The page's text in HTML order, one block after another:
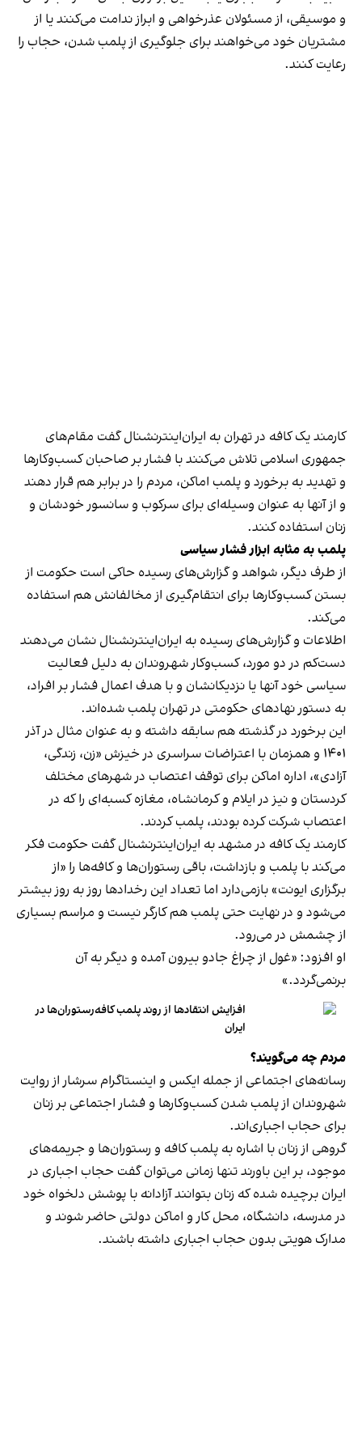
و موسیقی، از مسئولان عذرخواهی و ابراز ندامت می‌کنند یا از
مشتریان خود می‌خواهند برای جلوگیری از پلمب شدن، حجاب را
رعایت کنند.
کارمند یک کافه در تهران به ایران‌اینترنشنال گفت مقام‌های
جمهوری اسلامی تلاش می‌کنند با فشار بر صاحبان کسب‌وکارها
و تهدید به برخورد و پلمب اماکن، مردم را در برابر هم قرار دهند
و از آنها به عنوان وسیله‌ای برای سرکوب و سانسور خودشان و
زنان استفاده کنند.
پلمب به مثابه ابزار فشار سیاسی
از طرف دیگر، شواهد و گزارش‌های رسیده حاکی است حکومت از
بستن کسب‌وکارها برای انتقام‌گیری از مخالفانش هم استفاده
می‌کند.
اطلاعات و گزارش‌های رسیده به ایران‌اینترنشنال نشان می‌دهند
دست‌کم در دو مورد، کسب‌وکار شهروندان به دلیل فعالیت
سیاسی خود آنها یا نزدیکانشان و با هدف اعمال فشار بر افراد،
به دستور نهادهای حکومتی در تهران پلمب شده‌اند.
این برخورد در گذشته هم سابقه داشته و به عنوان مثال در آذر
۱۴۰۱ و همزمان با اعتراضات سراسری در خیزش «زن، زندگی،
آزادی»، اداره اماکن برای توقف اعتصاب در شهرهای مختلف
کردستان و نیز در ایلام و کرمانشاه، مغازه کسبه‌ای را که در
اعتصاب شرکت کرده بودند، پلمب کردند.
کارمند یک کافه در مشهد به ایران‌اینترنشنال گفت حکومت فکر
می‌کند با پلمب و بازداشت، باقی رستوران‌ها و کافه‌ها را «از
برگزاری ایونت» بازمی‌دارد اما تعداد این رخدادها روز به روز بیشتر
می‌شود و در نهایت حتی پلمب هم کارگر نیست و مراسم بسیاری
از چشمش در می‌رود.
او افزود: «غول از چراغ جادو بیرون آمده و دیگر به آن
برنمی‎‌گردد.»
افزایش انتقادها از روند پلمب کافه‌رستوران‌ها در
ایران
مردم چه می‌گویند؟
رسانه‎‌های اجتماعی از جمله ایکس و اینستاگرام سرشار از روایت
شهروندان از پلمب شدن کسب‌وکارها و فشار اجتماعی بر زنان
برای حجاب اجباری‌اند.
گروهی از زنان با اشاره به پلمب کافه و رستوران‌ها و جریمه‌های
موجود، بر این باورند تنها زمانی می‌توان گفت حجاب اجباری در
ایران برچیده شده که زنان بتوانند آزادانه با پوشش دلخواه خود
در مدرسه، دانشگاه، محل کار و اماکن دولتی حاضر شوند و
مدارک هویتی بدون حجاب اجباری داشته باشند.